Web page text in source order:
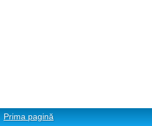
Prima pagină